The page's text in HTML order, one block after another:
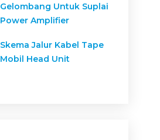
Gelombang Untuk Suplai
Power Amplifier
Skema Jalur Kabel Tape
Mobil Head Unit